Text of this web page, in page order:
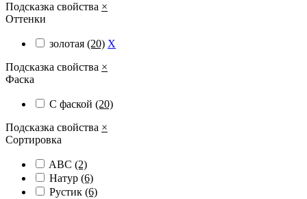
Подсказка свойства ×
Оттенки
золотая (20) X
Подсказка свойства ×
Фаска
С фаской (20)
Подсказка свойства ×
Сортировка
ABC (2)
Натур (6)
Рустик (6)